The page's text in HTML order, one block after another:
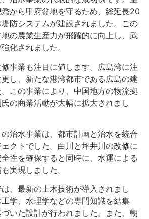
から甲府盆地を守るため、総延長20
防システムが建設されました。この
の農業生産力が飛躍的に向上し、武
化されました。
事業も注目に値します。広島湾に注
し、新たな港湾都市である広島の建
この事業により、中国地方の物流拠
の商業活動が大幅に拡大されまし
治水事業は、都市計画と治水を統合
クトでした。白川と坪井川の改修に
性を確保すると同時に、水運による
実現しました。
、最新の土木技術が導入されまし
学、水理学などの専門知識を結集
いた設計が行われました。また、朝